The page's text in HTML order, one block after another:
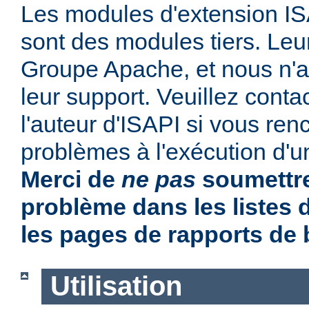
Les modules d'extension
sont des modules tiers.
Groupe Apache, et nous
leur support. Veuillez
l'auteur d'ISAPI si vous
problèmes à l'exécution
Merci de ne pas
problème dans les listes
les pages de rapports de
Utilisation